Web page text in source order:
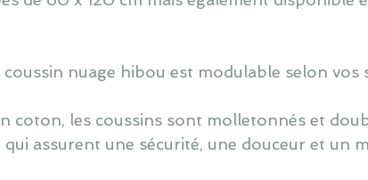
nuage hibou est modulable selon vos
coton, les coussins sont molletonnés et
assurent une sécurité, une douceur et un